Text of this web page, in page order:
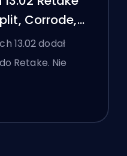
Corrode,
13.02 dodał
Retake. Nie